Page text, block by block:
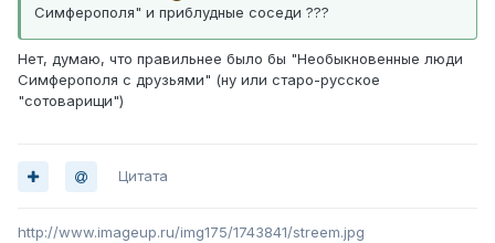
Симферополя" и приблудные соседи ???
Нет, думаю, что правильнее было бы "Необыкновенные люди
Симферополя с друзьями" (ну или старо-русское
"сотоварищи")
Цитата
http://www.imageup.ru/img175/1743841/streem.jpg